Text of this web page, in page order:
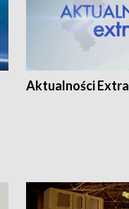
Aktualności Extra